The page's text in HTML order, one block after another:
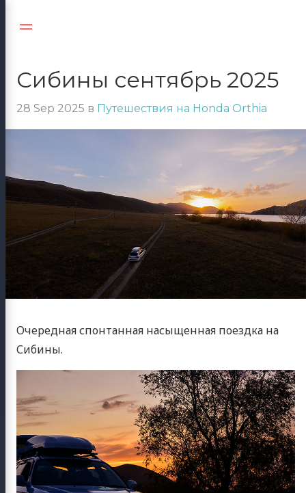
Navigation
Сибины сентябрь 2025
28 Sep 2025 в Путешествия на Honda Orthia
Очередная спонтанная насыщенная поездка на
Сибины.